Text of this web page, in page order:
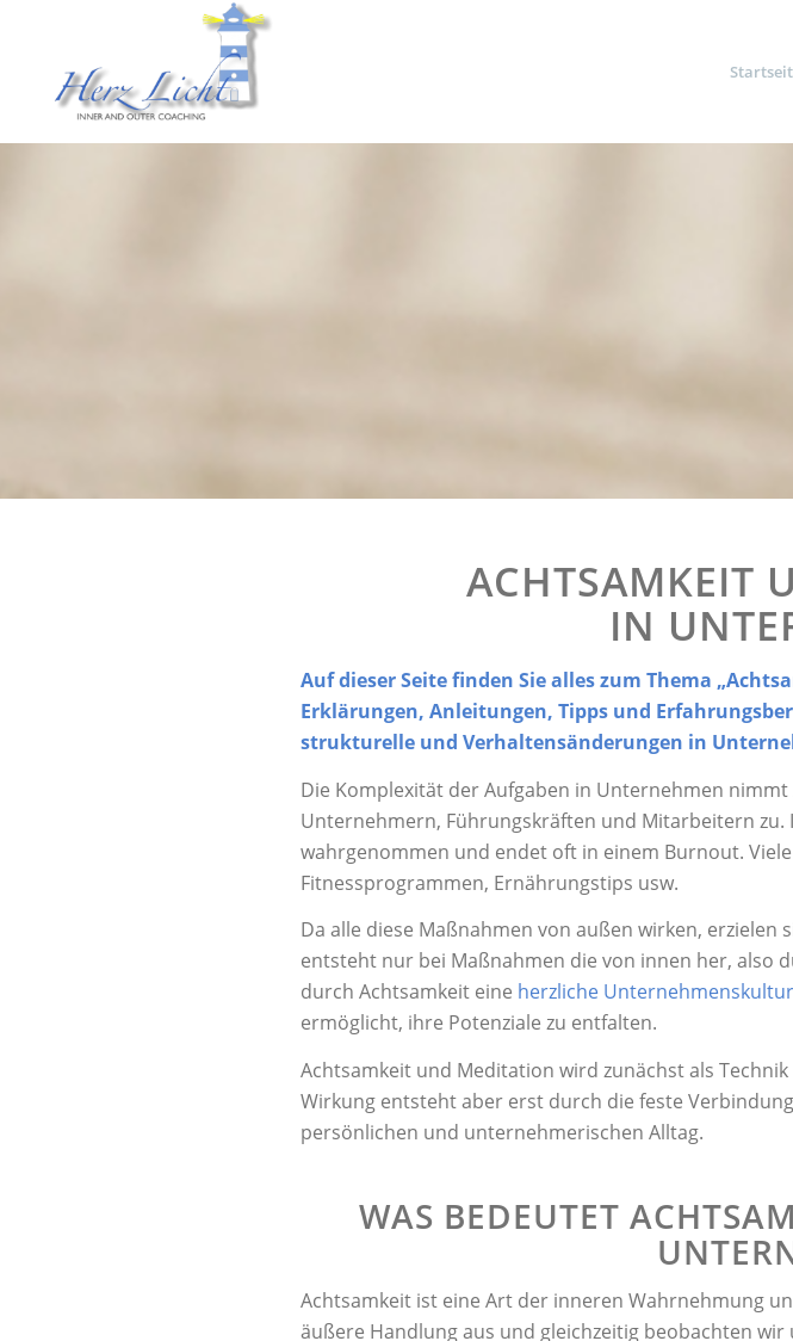
ACHTSAMKEIT
IN
Auf dieser Seite finden Sie alles zum Thema
Erklärungen, Anleitungen, Tipps und
strukturelle und Verhaltensänderungen in
Die Komplexität der Aufgaben in Unternehmen
Unternehmern, Führungskräften und Mitarbeitern
wahrgenommen und endet oft in einem Burnout.
Fitnessprogrammen, Ernährungstips usw.
Da alle diese Maßnahmen von außen wirken,
entsteht nur bei Maßnahmen die von innen her, also
durch Achtsamkeit eine herzliche Unternehmenskultur
ermöglicht, ihre Potenziale zu entfalten.
Achtsamkeit und Meditation wird zunächst als
Wirkung entsteht aber erst durch die feste
persönlichen und unternehmerischen Alltag.
WAS BEDEUTET
Achtsamkeit ist eine Art der inneren Wahrnehmung
äußere Handlung aus und gleichzeitig beobachten